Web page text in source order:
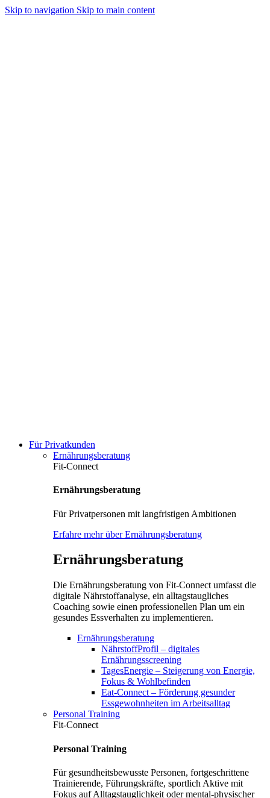
Skip to navigation Skip to main content
Für Privatkunden
Ernährungsberatung
Fit-Connect
Ernährungsberatung
Für Privatpersonen mit langfristigen Ambitionen
Erfahre mehr über Ernährungsberatung
Ernährungsberatung
Die Ernährungsberatung von Fit-Connect umfasst die
digitale Nährstoffanalyse, ein alltagstaugliches
Coaching sowie einen professionellen Plan um ein
gesundes Essverhalten zu implementieren.
Ernährungsberatung
NährstoffProfil – digitales
Ernährungsscreening
TagesEnergie – Steigerung von Energie,
Fokus & Wohlbefinden
Eat-Connect – Förderung gesunder
Essgewohnheiten im Arbeitsalltag
Personal Training
Fit-Connect
Personal Training
Für gesundheitsbewusste Personen, fortgeschrittene
Trainierende, Führungskräfte, sportlich Aktive mit
Fokus auf Alltagstauglichkeit oder mental-physischer